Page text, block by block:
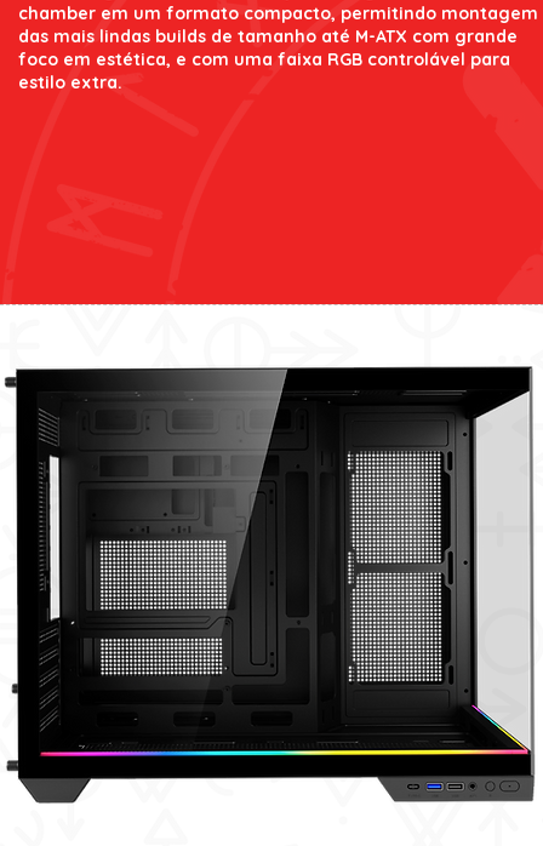
chamber em um formato compacto, permitindo montagem
das mais lindas builds de tamanho até M-ATX com grande
foco em estética, e com uma faixa RGB controlável para
estilo extra.